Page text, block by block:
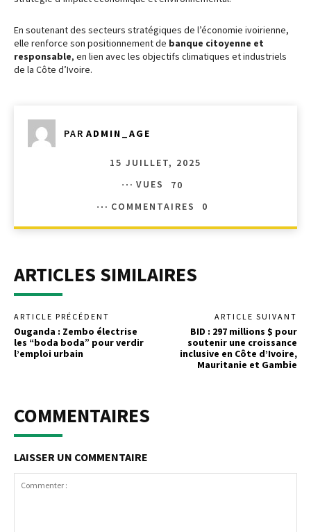
En soutenant des secteurs stratégiques de l’économie ivoirienne,
elle renforce son positionnement de banque citoyenne et
responsable, en lien avec les objectifs climatiques et industriels
de la Côte d’Ivoire.
PAR ADMIN_AGE
15 JUILLET, 2025
VUES
70
COMMENTAIRES
0
ARTICLES SIMILAIRES
ARTICLE PRÉCÉDENT
Ouganda : Zembo électrise
les “boda boda” pour verdir
l’emploi urbain
ARTICLE SUIVANT
BID : 297 millions $ pour
soutenir une croissance
inclusive en Côte d’Ivoire,
Mauritanie et Gambie
COMMENTAIRES
LAISSER UN COMMENTAIRE